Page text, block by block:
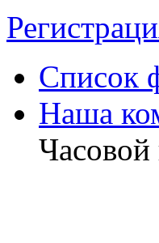
Список
Наша
Часовой